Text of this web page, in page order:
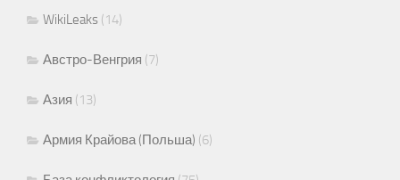
WikiLeaks (14)
Австро-Венгрия (7)
Азия (13)
Армия Крайова (Польша) (6)